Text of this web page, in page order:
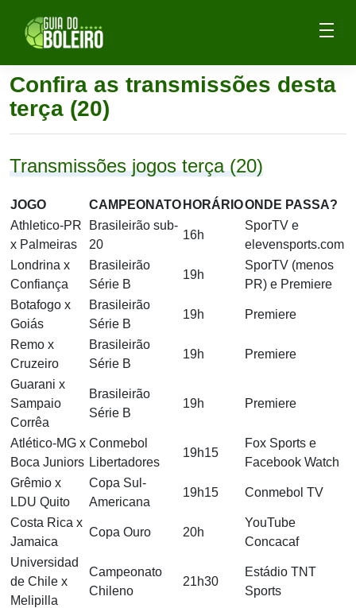
Confira as transmissões desta
terça (20)
Transmissões jogos terça (20)
JOGO CAMPEONATO HORÁRIOONDE PASSA?
Athletico-PR
x Palmeiras
Brasileirão sub-
20
16h
SporTV e
elevensports.com
Londrina x
Confiança
Brasileirão
Série B
19h
SporTV (menos
PR) e Premiere
Botafogo x
Goiás
Brasileirão
Série B
19h Premiere
Remo x
Cruzeiro
Brasileirão
Série B
19h Premiere
Guarani x
Sampaio
Corrêa
Brasileirão
Série B
19h Premiere
Atlético-MG x
Boca Juniors
Conmebol
Libertadores
19h15
Fox Sports e
Facebook Watch
Grêmio x
LDU Quito
Copa Sul-
Americana
19h15 Conmebol TV
Costa Rica x
Jamaica
Copa Ouro 20h
YouTube
Concacaf
Universidad
de Chile x
Melipilla
Campeonato
Chileno
21h30
Estádio TNT
Sports